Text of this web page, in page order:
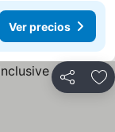
Ver precios
Compartir